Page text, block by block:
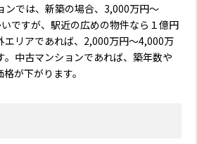
ンでは、新築の場合、3,000万円～
ですが、駅近の広めの物件なら１億円
エリアであれば、2,000万円～4,000万
。中古マンションであれば、築年数や
が下がります。